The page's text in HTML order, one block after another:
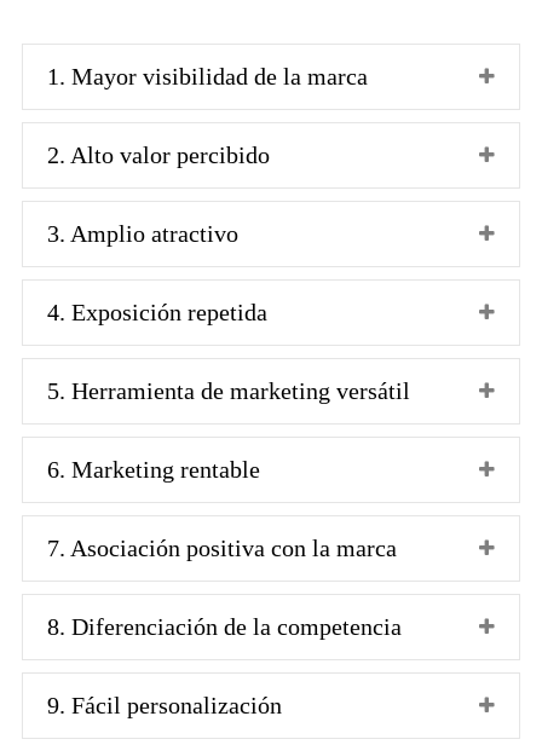
1. Mayor visibilidad de la marca
2. Alto valor percibido
3. Amplio atractivo
4. Exposición repetida
5. Herramienta de marketing versátil
6. Marketing rentable
7. Asociación positiva con la marca
8. Diferenciación de la competencia
9. Fácil personalización